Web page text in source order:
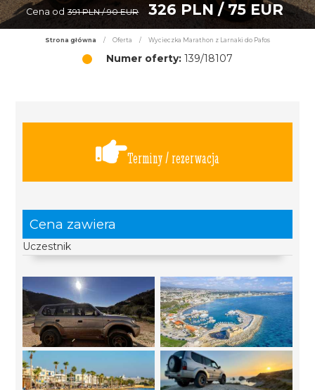
Cena od 391 PLN / 90 EUR 326 PLN / 75 EUR
Strona główna / Oferta / Wycieczka Marathon z Larnaki do Pafos
Numer oferty: 139/18107
Terminy / rezerwacja
Cena zawiera
Uczestnik